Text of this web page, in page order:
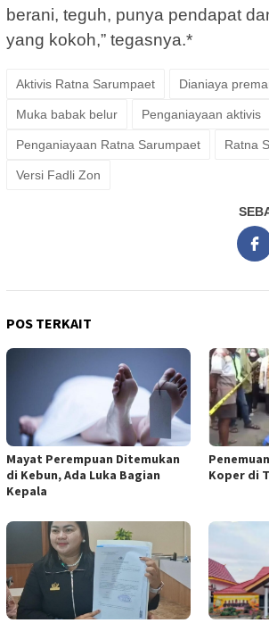
berani, teguh, punya pendapat
yang kokoh,” tegasnya.*
Aktivis Ratna Sarumpaet Dianiaya
Muka babak belur Penganiayaan aktivis
Penganiayaan Ratna Sarumpaet Ratna
Versi Fadli Zon
POS TERKAIT
Mayat Perempuan Ditemukan
di Kebun, Ada Luka Bagian
Kepala
Koper di